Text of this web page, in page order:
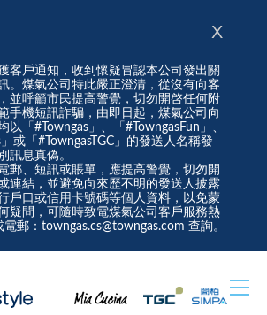
客戶通知，收到懷疑冒認本公司發出關
。煤氣公司特此嚴正澄清，從沒有向客
並呼籲市民提高警覺，切勿開啓任何附
手機短訊詐騙，由即日起，煤氣公司向
以「#Towngas」、「#TowngasFun」、
」或「#TowngasTGC」的發送人名稱發
訊息真偽。
郵、短訊或賬單，應提高警覺，切勿開
連結，並避免向來歷不明的發送人披露
戶口或信用卡號碼等個人資料，以免蒙
疑問，可隨時致電煤氣公司客戶服務熱
郵：towngas.cs@towngas.com 查詢。
X